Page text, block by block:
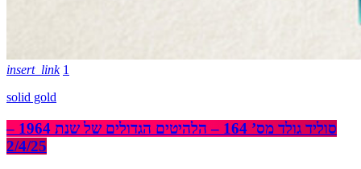
insert_link 1
solid gold
סוליד גולד מס’ 164 – הלהיטים הגדולים של שנת 1964 –
2/4/25